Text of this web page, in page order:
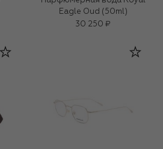
Eagle Oud (50ml)
30 250 ₽